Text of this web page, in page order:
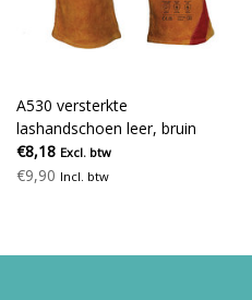
A530 versterkte
lashandschoen leer, bruin
€8,18 Excl. btw
€9,90 Incl. btw